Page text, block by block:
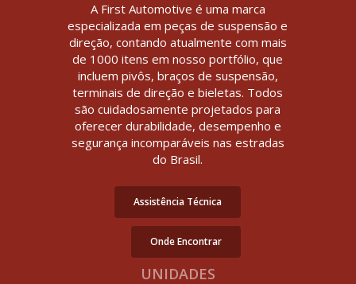
A First Automotive é uma marca
especializada em peças de suspensão e
direção, contando atualmente com mais
de 1000 itens em nosso portfólio, que
incluem pivôs, braços de suspensão,
terminais de direção e bieletas. Todos
são cuidadosamente projetados para
oferecer durabilidade, desempenho e
segurança incomparáveis nas estradas
do Brasil.
Assistência Técnica
Onde Encontrar
UNIDADES